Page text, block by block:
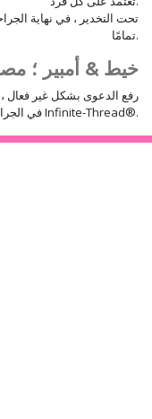
تمامًا.
خيط & أمبير ؛
في الجراحة ، أو Infinite-Thread®.